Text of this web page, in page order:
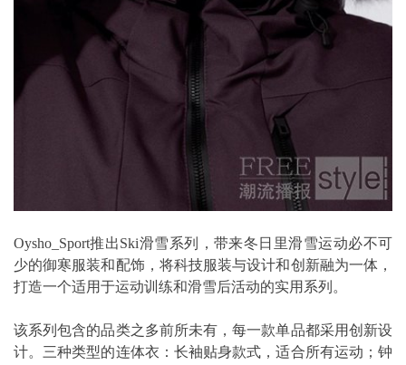
Oysho_Sport推出Ski滑雪系列，带来冬日里滑雪运动必不可
少的御寒服装和配饰，将科技服装与设计和创新融为一体，
打造一个适用于运动训练和滑雪后活动的实用系列。
该系列包含的品类之多前所未有，每一款单品都采用创新设
计。三种类型的连体衣：长袖贴身款式，适合所有运动；钟